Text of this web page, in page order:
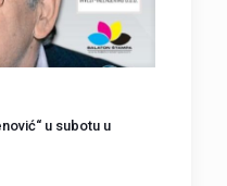
u subotu u